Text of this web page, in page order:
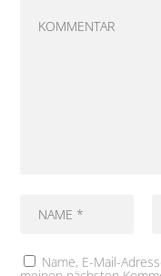
Name, E-Mail-